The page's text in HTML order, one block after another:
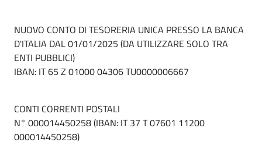
NUOVO CONTO DI TESORERIA UNICA PRESSO LA BANCA
D'ITALIA DAL 01/01/2025 (DA UTILIZZARE SOLO TRA
ENTI PUBBLICI)
IBAN: IT 65 Z 01000 04306 TU0000006667
CONTI CORRENTI POSTALI
N° 000014450258 (IBAN: IT 37 T 07601 11200
000014450258)